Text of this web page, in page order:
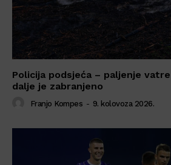
Policija podsjeća – paljenje
dalje je zabranjeno
Franjo Kompes - 9. kolovoza 2026.